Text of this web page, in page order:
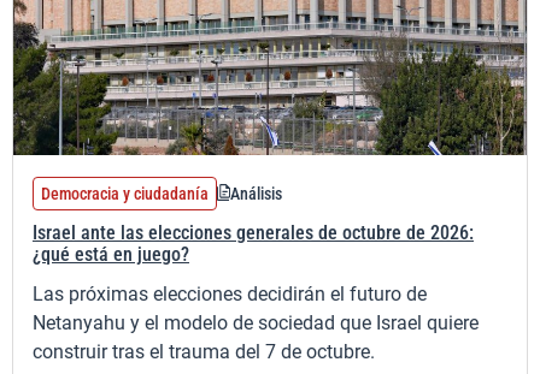
Democracia y ciudadanía Análisis
Israel ante las elecciones generales de octubre de 2026:
¿qué está en juego?
Las próximas elecciones decidirán el futuro de
Netanyahu y el modelo de sociedad que Israel quiere
construir tras el trauma del 7 de octubre.